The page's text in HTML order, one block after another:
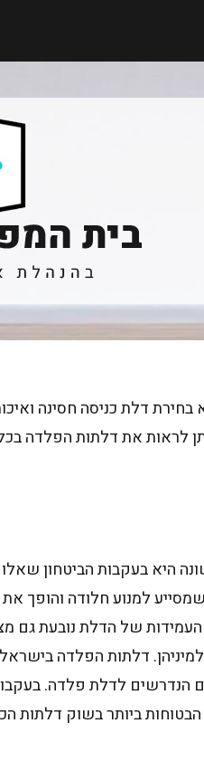
דלת כניסה חסינה
לראות את דלתות הפלדה
היא בעקבות הביטחון
למנוע חלודה
של הדלת נובעת גם
דלתות הפלדה
לדלת פלדה.
ביותר בשוק דלתות